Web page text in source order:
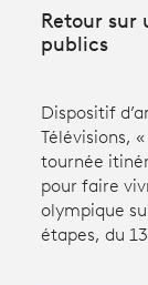
Avantages
À votre écoute
Programme tv
Retour
publics
Dispositif
Télévisions,
tournée
pour faire
olympique
étapes, du